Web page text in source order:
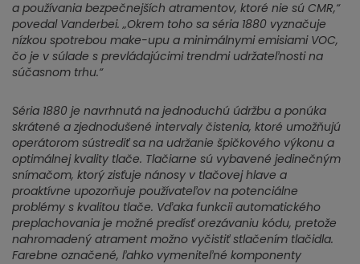
a používania bezpečnejších atramentov, ktoré nie sú CMR,“
povedal Vanderbei. „Okrem toho sa séria 1880 vyznačuje
nízkou spotrebou make-upu a minimálnymi emisiami VOC,
čo je v súlade s prevládajúcimi trendmi udržateľnosti na
súčasnom trhu.“
Séria 1880 je navrhnutá na jednoduchú údržbu a ponúka
skrátené a zjednodušené intervaly čistenia, ktoré umožňujú
operátorom sústrediť sa na udržanie špičkového výkonu a
optimálnej kvality tlače. Tlačiarne sú vybavené jedinečným
snímačom, ktorý zisťuje nánosy v tlačovej hlave a
proaktívne upozorňuje používateľov na potenciálne
problémy s kvalitou tlače. Vďaka funkcii automatického
preplachovania je možné predísť orezávaniu kódu, pretože
nahromadený atrament možno vyčistiť stlačením tlačidla.
Farebne označené, ľahko vymeniteľné komponenty